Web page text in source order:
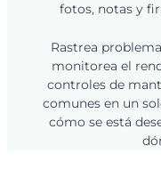
fotos, notas y
Rastrea
monitorea el
controles de
comunes en un
cómo se está